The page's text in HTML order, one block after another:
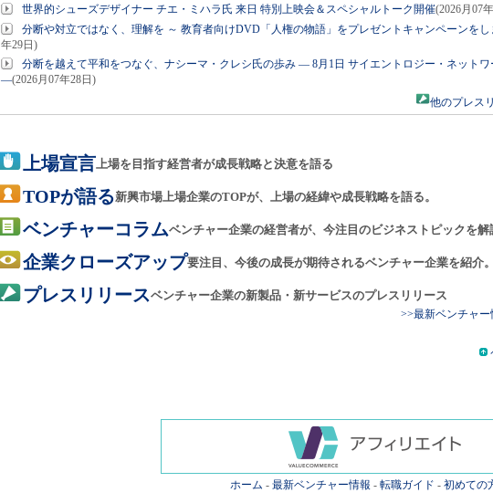
世界的シューズデザイナー チエ・ミハラ氏 来日 特別上映会＆スペシャルトーク開催(2026月07
分断や対立ではなく、理解を ～ 教育者向けDVD「人権の物語」をプレゼントキャンペーンをし
年29日)
分断を越えて平和をつなぐ、ナシーマ・クレシ氏の歩み ― 8月1日 サイエントロジー・ネット
―(2026月07年28日)
他のプレス
上場宣言上場を目指す経営者が成長戦略と決意を語る
TOPが語る新興市場上場企業のTOPが、上場の経緯や成長戦略を語る。
ベンチャーコラムベンチャー企業の経営者が、今注目のビジネストピックを解
企業クローズアップ要注目、今後の成長が期待されるベンチャー企業を紹介。
プレスリリースベンチャー企業の新製品・新サービスのプレスリリース
>>最新ベンチャ
ホーム - 最新ベンチャー情報 - 転職ガイド - 初めての